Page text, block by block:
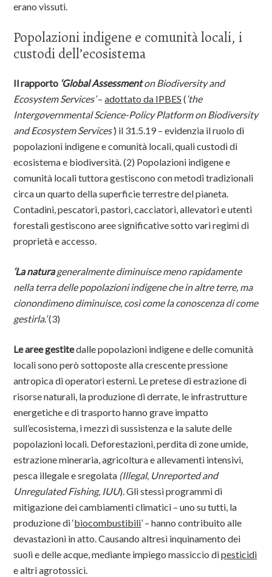
erano vissuti.
Popolazioni indigene e comunità locali, i
custodi dell’ecosistema
Il rapporto ‘Global Assessmenton Biodiversity and
Ecosystem Services’–adottato da IPBES (‘the
Intergovernmental Science-Policy Platform on Biodiversity
and Ecosystem Services’) il 31.5.19 – evidenzia il ruolo di
popolazioni indigene e comunità locali, quali custodi di
ecosistema e biodiversità. (2) Popolazioni indigene e
comunità locali tuttora gestiscono con metodi tradizionali
circa un quarto della superficie terrestre del pianeta.
Contadini, pescatori, pastori, cacciatori, allevatori e utenti
forestali gestiscono aree significative sotto vari regimi di
proprietà e accesso.
‘La naturageneralmente diminuisce meno rapidamente
nella terra delle popolazioni indigene che in altre terre, ma
cionondimeno diminuisce, così come la conoscenza di come
gestirla.’(3)
Le aree gestitedalle popolazioni indigene e delle comunità
locali sono però sottoposte alla crescente pressione
antropica di operatori esterni. Le pretese di estrazione di
risorse naturali, la produzione di derrate, le infrastrutture
energetiche e di trasporto hanno grave impatto
sull’ecosistema, i mezzi di sussistenza e la salute delle
popolazioni locali. Deforestazioni, perdita di zone umide,
estrazione mineraria, agricoltura e allevamenti intensivi,
pesca illegale e sregolata (Illegal, Unreported and
Unregulated Fishing, IUU). Gli stessi programmi di
mitigazione dei cambiamenti climatici – uno su tutti, la
produzione di ‘biocombustibili’ – hanno contribuito alle
devastazioni in atto. Causando altresì inquinamento dei
suoli e delle acque, mediante impiego massiccio dipesticidi
e altri agrotossici.